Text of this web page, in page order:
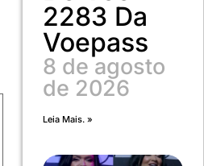
2283 Da
Voepass
8 de agosto
de 2026
Leia Mais. »